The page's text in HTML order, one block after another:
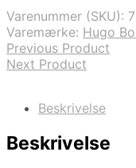
Varenummer (SKU):
Varemærke: Hugo
Previous Product
Next Product
Beskrivelse
Beskrivelse